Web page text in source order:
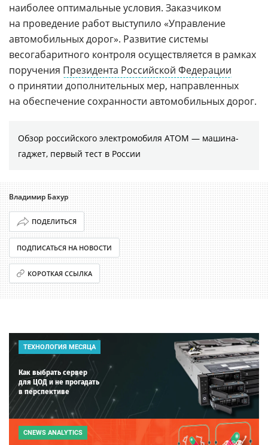
наиболее оптимальные условия. Заказчиком
на проведение работ выступило «Управление
автомобильных дорог». Развитие системы
весогабаритного контроля осуществляется в рамках
поручения Президента Российской Федерации
о принятии дополнительных мер, направленных
на обеспечение сохранности автомобильных дорог.
Обзор российского электромобиля АТОМ — машина-
гаджет, первый тест в России
Владимир Бахур
ПОДЕЛИТЬСЯ
ПОДПИСАТЬСЯ НА НОВОСТИ
КОРОТКАЯ ССЫЛКА
ТЕХНОЛОГИЯ МЕСЯЦА
Как выбрать сервер
для ЦОД и не прогадать
в перспективе
CNEWS ANALYTICS